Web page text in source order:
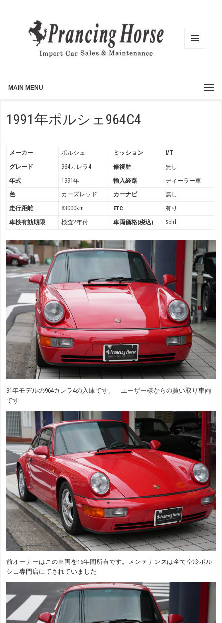
MAIN MENU
1991年ポルシェ964C4
メーカー ポルシェ ミッション
MT
グレード
964カレラ4 修復歴
無し
年式
1991年 輸入経路
ディーラー車
色
カーズレッド カーナビ
無し
走行距離
83000km ETC
有り
車検有効期限
検査2年付 車両価格(税込) Sold
91年モデルの964カレラ4の入庫です。 ユーザー様からの買い取り車両
です
前オーナーはこの車両を15年間所有です。メンテナンスは全て空冷ポル
シェ専門店にてされていました